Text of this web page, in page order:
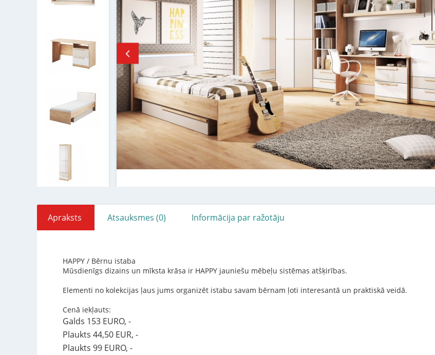
Apraksts
HAPPY / Bērnu istaba
Mūsdienīgs dizains un mīksta krāsa ir HAPPY jauniešu mēbeļu sistēmas atšķirības.
Elementi no kolekcijas ļaus jums organizēt istabu savam bērnam ļoti interesantā un praktiskā veidā.
Cenā iekļauts:
Galds 153 EURO, -
Plaukts 44,50 EUR, -
Plaukts 99 EURO, -
Atsauksmes (0) Informācija par ražotāju